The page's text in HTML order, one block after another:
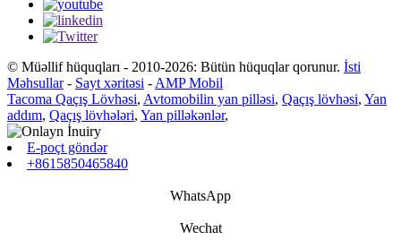
© Müəllif hüquqları - 2010-2026: Bütün hüquqlar qorunur. İsti
Məhsullar- Sayt xəritəsi - AMP Mobil
Tacoma Qaçış Lövhəsi, Avtomobilin yan pilləsi, Qaçış lövhəsi, Yan
addım, Qaçış lövhələri, Yan pilləkənlər,
E-poçt göndər
+8615850465840
WhatsApp
Wechat